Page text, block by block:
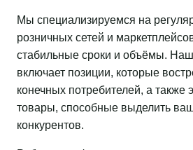
Мы специализируемся на
розничных сетей и
стабильные сроки и объёмы.
включает позиции, которые
конечных потребителей, а также
товары, способные выделить
конкурентов.